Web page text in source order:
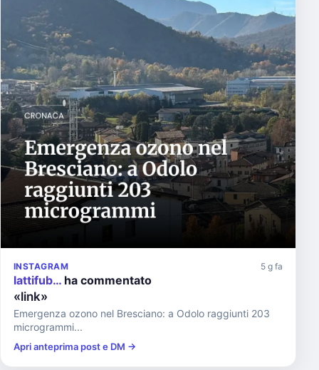
INSTAGRAM 5 g fa
lattifub… ha commentato
«link»
Emergenza ozono nel Bresciano: a Odolo raggiunti 203
microgrammi...
Apri anteprima post e DM →